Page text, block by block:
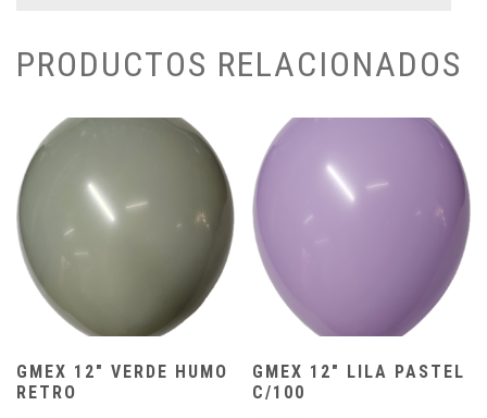
PRODUCTOS RELACIONADOS
GMEX 12″ VERDE HUMO
RETRO
GMEX 12″ LILA PASTEL
C/100